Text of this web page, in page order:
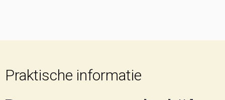
Praktische informatie